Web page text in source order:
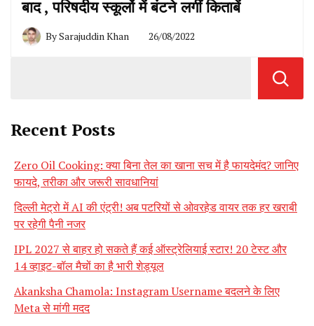
बाद , परिषदीय स्कूलों में बंटने लगीं किताबें
BySarajuddin Khan 26/08/2022
Recent Posts
Zero Oil Cooking: क्या बिना तेल का खाना सच में है फायदेमंद? जानिए
फायदे, तरीका और जरूरी सावधानियां
दिल्ली मेट्रो में AI की एंट्री! अब पटरियों से ओवरहेड वायर तक हर खराबी
पर रहेगी पैनी नजर
IPL 2027 से बाहर हो सकते हैं कई ऑस्ट्रेलियाई स्टार! 20 टेस्ट और
14 व्हाइट-बॉल मैचों का है भारी शेड्यूल
Akanksha Chamola: Instagram Username बदलने के लिए
Meta से मांगी मदद